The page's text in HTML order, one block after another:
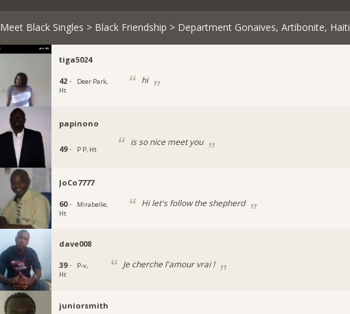
Meet Black Singles > Black Friendship > Department Gonaives, Artibonite, Haiti
tiga5024
42 ·
Deer Park,
Ht
hi
papinono
49 · P P, Ht
is so nice meet you
JoCo7777
60 ·
Mirabelle,
Ht
Hi let's follow the shepherd
dave008
39 ·
P-v,
Ht
Je cherche l'amour vrai !
juniorsmith